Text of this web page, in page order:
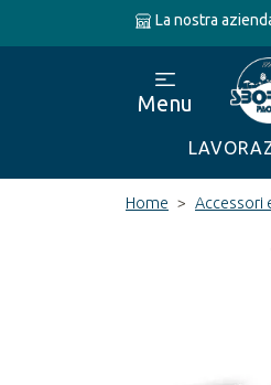
La nostra
Menu
Home Accessori